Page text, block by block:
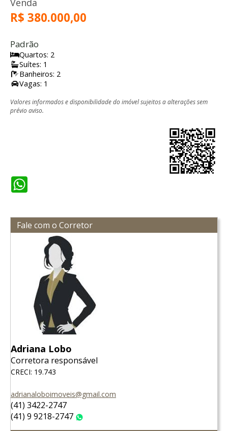
R$ 380.000,00
Padrão
Quartos: 2
Suítes: 1
Banheiros: 2
Vagas: 1
Valores informados e disponibilidade do imóvel sujeitos a alterações sem
prévio aviso.
Fale com o Corretor
Adriana Lobo
Corretora responsável
CRECI: 19.743
adrianaloboimoveis@gmail.com
(41) 3422-2747
(41) 9 9218-2747